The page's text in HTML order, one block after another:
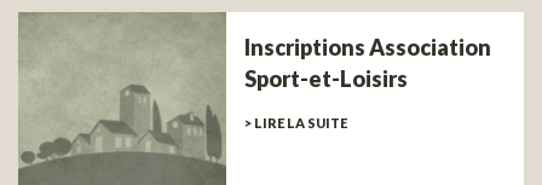
Inscriptions Association
Sport-et-Loisirs
> LIRE LA SUITE